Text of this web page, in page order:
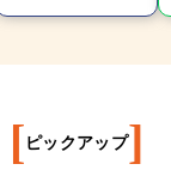
[ ピックアップ]